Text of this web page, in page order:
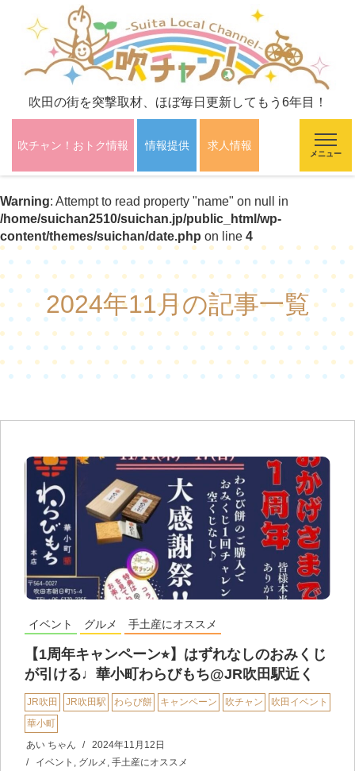
吹田の街を突撃取材、ほぼ毎日更新してもう6年目！
吹チャン！おトク情報 情報提供 求人情報
メニュー
Warning: Attempt to read property "name" on null in
/home/suichan2510/suichan.jp/public_html/wp-
content/themes/suichan/date.php on line 4
2024年11月の記事一覧
イベント グルメ 手土産にオススメ
【1周年キャンペーン⭐︎】はずれなしのおみくじ
が引ける♩華小町わらびもち@JR吹田駅近く
JR吹田 JR吹田駅 わらび餅 キャンペーン 吹チャン
吹田イベント
華小町
あい ちゃん
2024年11月12日
イベント
グルメ 手土産にオススメ